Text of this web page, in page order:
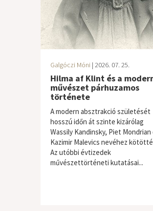
Galgóczi Móni | 2026. 07. 25.
Hilma af Klint és a
művészet párhuzamos
története
A modern absztrakció születését
hosszú időn át szinte kizárólag
Wassily Kandinsky, Piet Mondrian
Kazimir Malevics nevéhez
Az utóbbi évtizedek
művészettörténeti kutatásai...